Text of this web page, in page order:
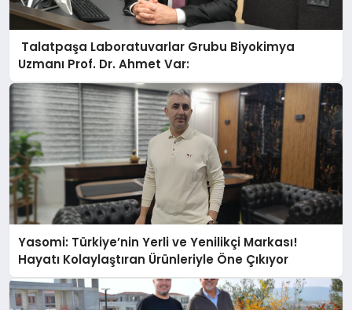
Talatpaşa Laboratuvarlar Grubu Biyokimya
Uzmanı Prof. Dr. Ahmet Var:
Yasomi: Türkiye’nin Yerli ve Yenilikçi Markası!
Hayatı Kolaylaştıran Ürünleriyle Öne Çıkıyor